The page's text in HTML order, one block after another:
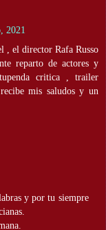
2021
, el director Rafa Russo
reparto de actores y
critica , trailer
mis saludos y un
y por tu siempre